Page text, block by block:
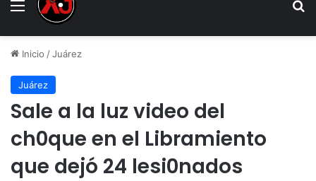
Menu
Inicio /Juárez
Juárez
Sale a la luz video del
ch0que en el Libramiento
que dejó 24 lesi0nados